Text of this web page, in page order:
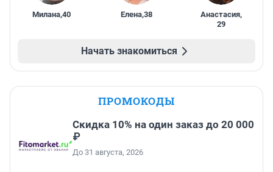
Милана,40 Елена,38 Анастасия,
29
Начать знакомиться
ПРОМОКОДЫ
Скидка 10% на один заказ до 20 000
₽
До 31 августа, 2026